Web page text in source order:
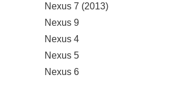
Nexus 7 (2013)
Nexus 9
Nexus 4
Nexus 5
Nexus 6